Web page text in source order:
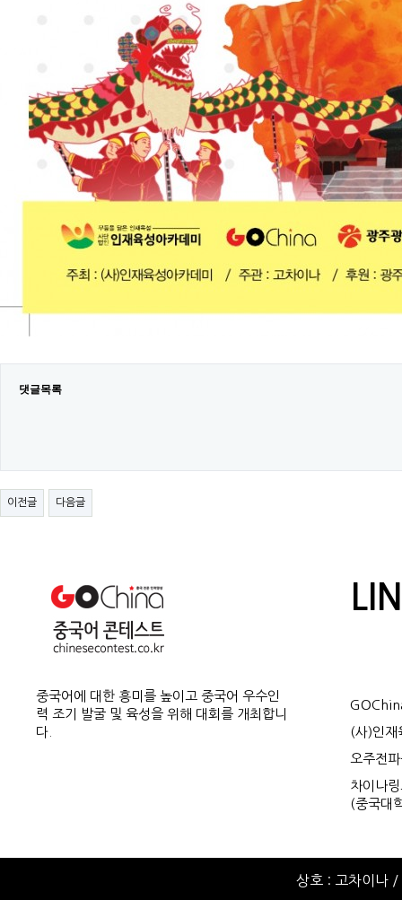
댓글목록
이전글 다음글
중국어에 대한 흥미를 높이고 중국어 우수인
력 조기 발굴 및 육성을 위해 대회를 개최합니
다.
(사)인재
오주전
차이나
(중국대
상호 : 고차이나